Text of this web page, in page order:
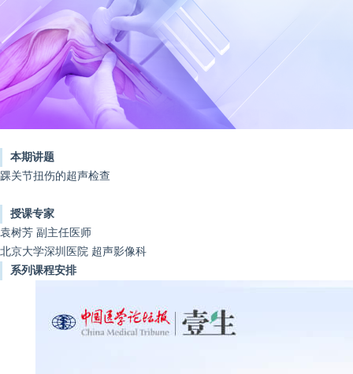
本期讲题
踝关节扭伤的超声检查
授课专家
袁树芳 副主任医师
北京大学深圳医院 超声影像科
系列课程安排